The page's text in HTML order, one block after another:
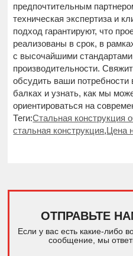
предпочтительным
техническая экспертиза и
подход гарантируют, что
реализованы в срок, в
с высочайшими
производительности.
обсудить ваши
балках и узнать, как мы
ориентироваться на
Теги:Стальная конструкция
стальная конструкция,Цена
ОТПРАВЬТЕ
Если у вас есть какие-либо
сообщение, мы